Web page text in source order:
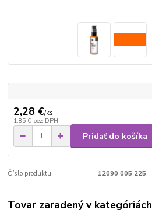
2,28 €/ks
1,85 € bez DPH
Pridať do košíka
Číslo produktu: 12090 005 225
Tovar zaradený v kategóriách